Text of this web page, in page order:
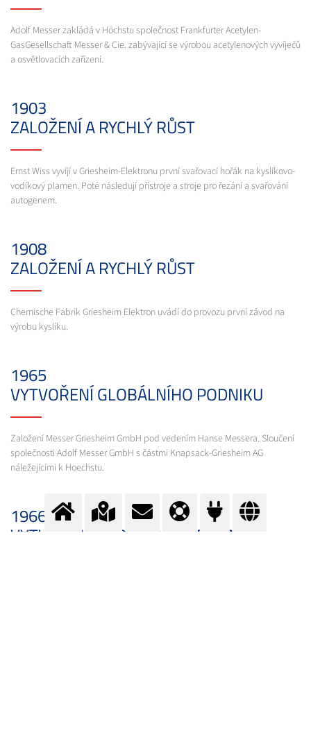
Adolf Messer zakládá v Höchstu společnost Frankfurter Acetylen-
GasGesellschaft Messer & Cie. zabývající se výrobou acetylenových vyvíječů
a osvětlovacích zařízení.
1903
ZALOŽENÍ A RYCHLÝ RŮST
Ernst Wiss vyvíjí v Griesheim-Elektronu první svařovací hořák na kyslíkovo-
vodíkový plamen. Poté následují přístroje a stroje pro řezání a svařování
autogenem.
1908
ZALOŽENÍ A RYCHLÝ RŮST
Chemische Fabrik Griesheim Elektron uvádí do provozu první závod na
výrobu kyslíku.
1965
VYTVOŘENÍ GLOBÁLNÍHO PODNIKU
Založení Messer Griesheim GmbH pod vedením Hanse Messera. Sloučení
společnosti Adolf Messer GmbH s částmi Knapsack-Griesheim AG
náležejícími k Hoechstu.
1966
VYTVOŘENÍ GLOBÁLNÍHO PODNIKU